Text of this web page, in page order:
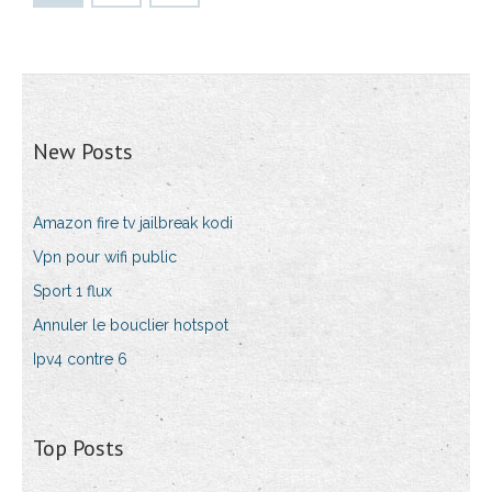
New Posts
Amazon fire tv jailbreak kodi
Vpn pour wifi public
Sport 1 flux
Annuler le bouclier hotspot
Ipv4 contre 6
Top Posts